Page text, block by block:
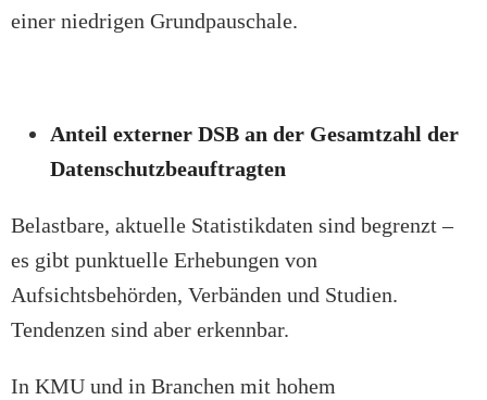
einer niedrigen Grundpauschale.
Anteil externer DSB an der Gesamtzahl der
Datenschutzbeauftragten
Belastbare, aktuelle Statistikdaten sind begrenzt –
es gibt punktuelle Erhebungen von
Aufsichtsbehörden, Verbänden und Studien.
Tendenzen sind aber erkennbar.
In KMU und in Branchen mit hohem